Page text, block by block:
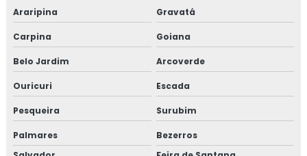
Araripina Gravatá
Carpina Goiana
Belo Jardim Arcoverde
Ouricuri Escada
Pesqueira Surubim
Palmares
Bezerros